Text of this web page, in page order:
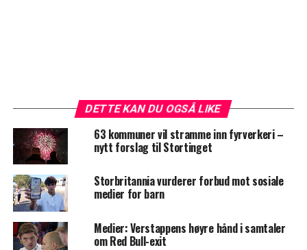
DETTE KAN DU OGSÅ LIKE
63 kommuner vil stramme inn fyrverkeri –
nytt forslag til Stortinget
Storbritannia vurderer forbud mot sosiale
medier for barn
Medier: Verstappens høyre hånd i samtaler
om Red Bull-exit